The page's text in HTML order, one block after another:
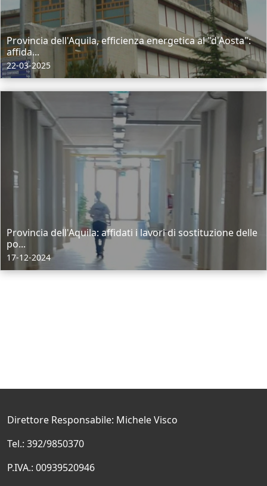
Provincia dell'Aquila, efficienza energetica al "d'Aosta":
affida...
22-03-2025
Provincia dell'Aquila: affidati i lavori di sostituzione delle
po...
17-12-2024
Direttore Responsabile: Michele Visco
Tel.: 392/9850370
P.IVA.: 00939520946